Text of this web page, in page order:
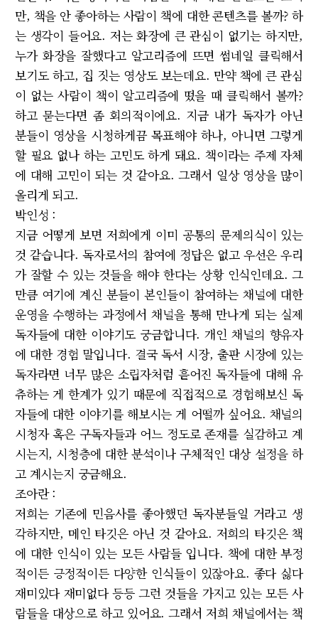
만, 책을 안 좋아하는 사람이 책에 대한 콘텐츠를 볼까? 하
는 생각이 들어요. 저는 화장에 큰 관심이 없기는 하지만,
누가 화장을 잘했다고 알고리즘에 뜨면 썸네일 클릭해서
보기도 하고, 집 짓는 영상도 보는데요. 만약 책에 큰 관심
이 없는 사람이 책이 알고리즘에 떴을 때 클릭해서 볼까?
하고 묻는다면 좀 회의적이에요. 지금 내가 독자가 아닌
분들이 영상을 시청하게끔 목표해야 하나, 아니면 그렇게
할 필요 없나 하는 고민도 하게 돼요. 책이라는 주제 자체
에 대해 고민이 되는 것 같아요. 그래서 일상 영상을 많이
올리게 되고.
박인성 :
지금 어떻게 보면 저희에게 이미 공통의 문제의식이 있는
것 같습니다. 독자로서의 참여에 정답은 없고 우선은 우리
가 잘할 수 있는 것들을 해야 한다는 상황 인식인데요. 그
만큼 여기에 계신 분들이 본인들이 참여하는 채널에 대한
운영을 수행하는 과정에서 채널을 통해 만나게 되는 실제
독자들에 대한 이야기도 궁금합니다. 개인 채널의 향유자
에 대한 경험 말입니다. 결국 독서 시장, 출판 시장에 있는
독자라면 너무 많은 소립자처럼 흩어진 독자들에 대해 유
츄하는 게 한계가 있기 때문에 직접적으로 경험해보신 독
자들에 대한 이야기를 해보시는 게 어떨까 싶어요. 채널의
시청자 혹은 구독자들과 어느 정도로 존재를 실감하고 계
시는지, 시청층에 대한 분석이나 구체적인 대상 설정을 하
고 계시는지 궁금해요.
조아란 :
저희는 기존에 민음사를 좋아했던 독자분들일 거라고 생
각하지만, 메인 타깃은 아닌 것 같아요. 저희의 타깃은 책
에 대한 인식이 있는 모든 사람들 입니다. 책에 대한 부정
적이든 긍정적이든 다양한 인식들이 있잖아요. 좋다 싫다
재미있다 재미없다 등등 그런 것들을 가지고 있는 모든 사
람들을 대상으로 하고 있어요. 그래서 저희 채널에서는 책